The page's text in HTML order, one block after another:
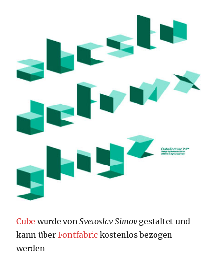
Cube wurde vonSvetoslav Simov gestaltet und
kann überFontfabric kostenlos bezogen
werden